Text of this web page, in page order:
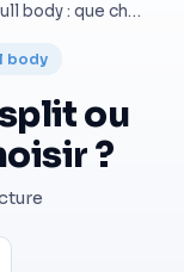
Entraînement en split ou full body : que choisir ?
body
ou
?